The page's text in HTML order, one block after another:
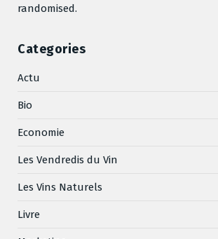
randomised.
Categories
Actu
Bio
Economie
Les Vendredis du Vin
Les Vins Naturels
Livre